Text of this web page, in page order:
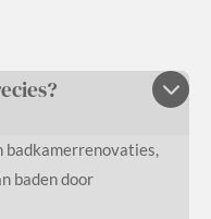
badkamerrenovaties,
baden door